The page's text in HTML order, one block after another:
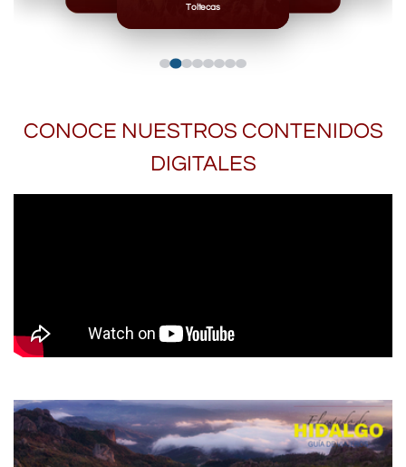
Toltecas
CONOCE NUESTROS CONTENIDOS
DIGITALES